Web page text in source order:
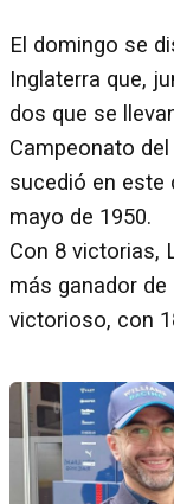
El domingo se
Inglaterra que,
dos que se
Campeonato
sucedió en este
mayo de 1950.
Con 8 victorias,
más ganador de
victorioso, con